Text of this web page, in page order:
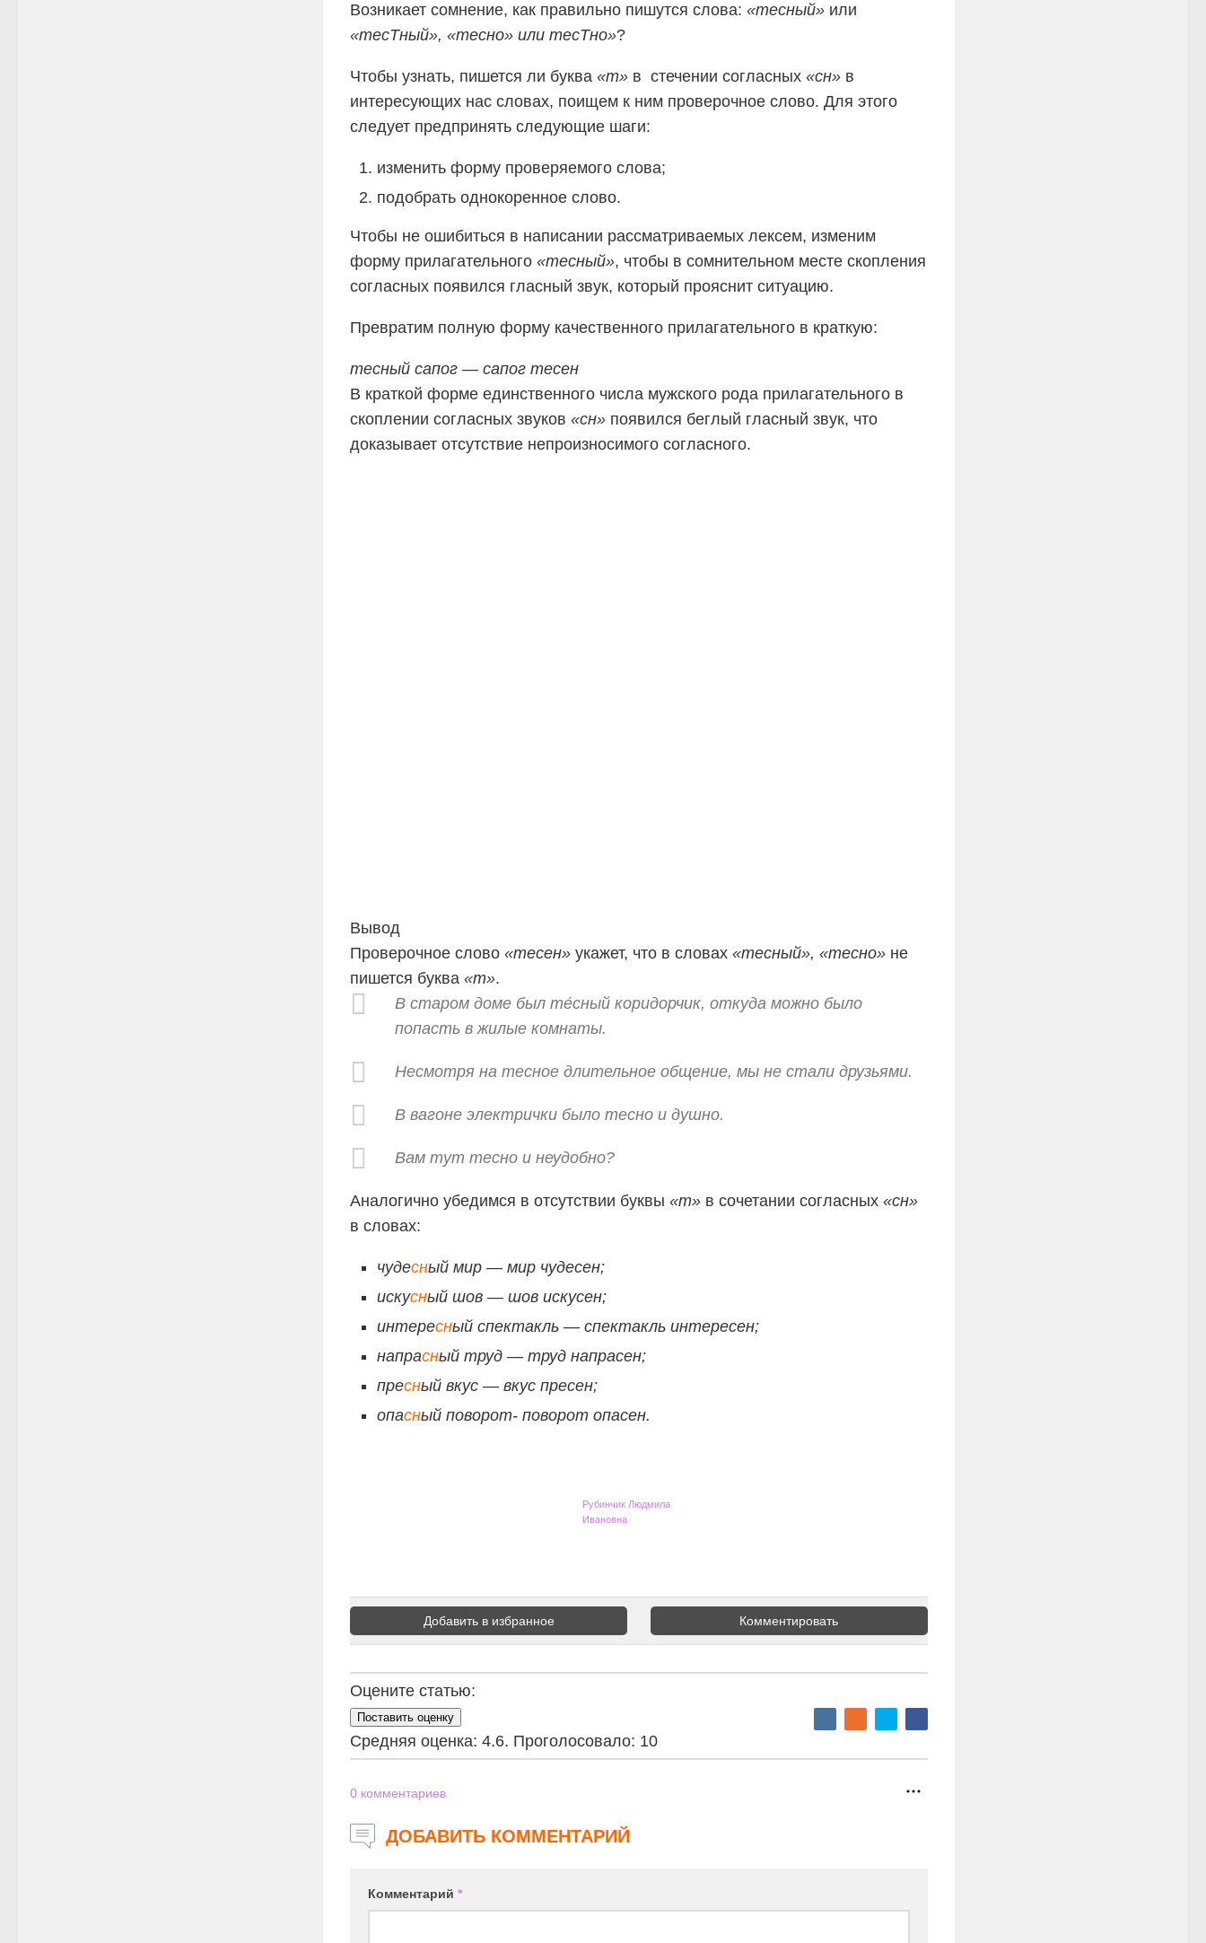
Возникает сомнение, как правильно пишутся слова: «тесный» или
«тесТный», «тесно» или тесТно»?
Чтобы узнать, пишется ли буква «т» в стечении согласных «сн» в
интересующих нас словах, поищем к ним проверочное слово. Для этого
следует предпринять следующие шаги:
изменить форму проверяемого слова;
подобрать однокоренное слово.
Чтобы не ошибиться в написании рассматриваемых лексем, изменим
форму прилагательного «тесный», чтобы в сомнительном месте скопления
согласных появился гласный звук, который прояснит ситуацию.
Превратим полную форму качественного прилагательного в краткую:
тесный сапог — сапог тесен
В краткой форме единственного числа мужского рода прилагательного в
скоплении согласных звуков «сн» появился беглый гласный звук, что
доказывает отсутствие непроизносимого согласного.
Вывод
Проверочное слово «тесен» укажет, что в словах «тесный», «тесно» не
пишется буква «т».
В старом доме был те́сный коридорчик, откуда можно было
попасть в жилые комнаты.
Несмотря на тесное длительное общение, мы не стали друзьями.
В вагоне электрички было тесно и душно.
Вам тут тесно и неудобно?
Аналогично убедимся в отсутствии буквы «т» в сочетании согласных «сн»
в словах:
чудесный мир — мир чудесен;
искусный шов — шов искусен;
интересный спектакль — спектакль интересен;
напрасный труд — труд напрасен;
пресный вкус — вкус пресен;
опасный поворот- поворот опасен.
Рубинчик Людмила
Ивановна
Добавить в избранное Комментировать
Оцените статью:
Поставить оценку
Средняя оценка: 4.6. Проголосовало: 10
0 комментариев
ДОБАВИТЬ КОММЕНТАРИЙ
Комментарий *